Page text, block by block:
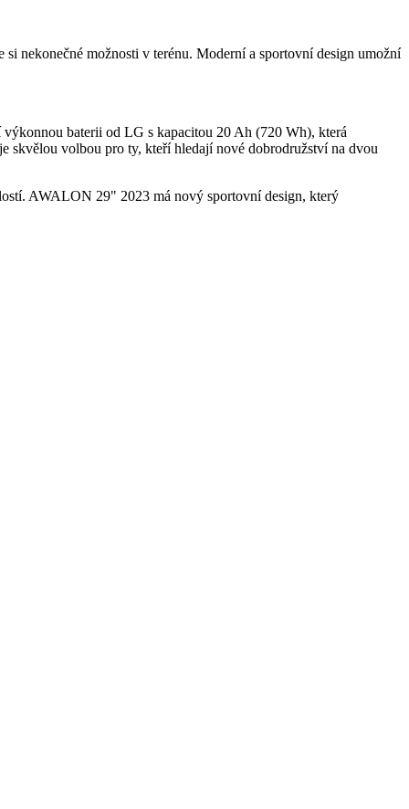
nekonečné možnosti v terénu. Moderní a sportovní design umožní
baterii od LG s kapacitou 20 Ah (720 Wh), která
volbou pro ty, kteří hledají nové dobrodružství na dvou
AWALON 29" 2023 má nový sportovní design, který